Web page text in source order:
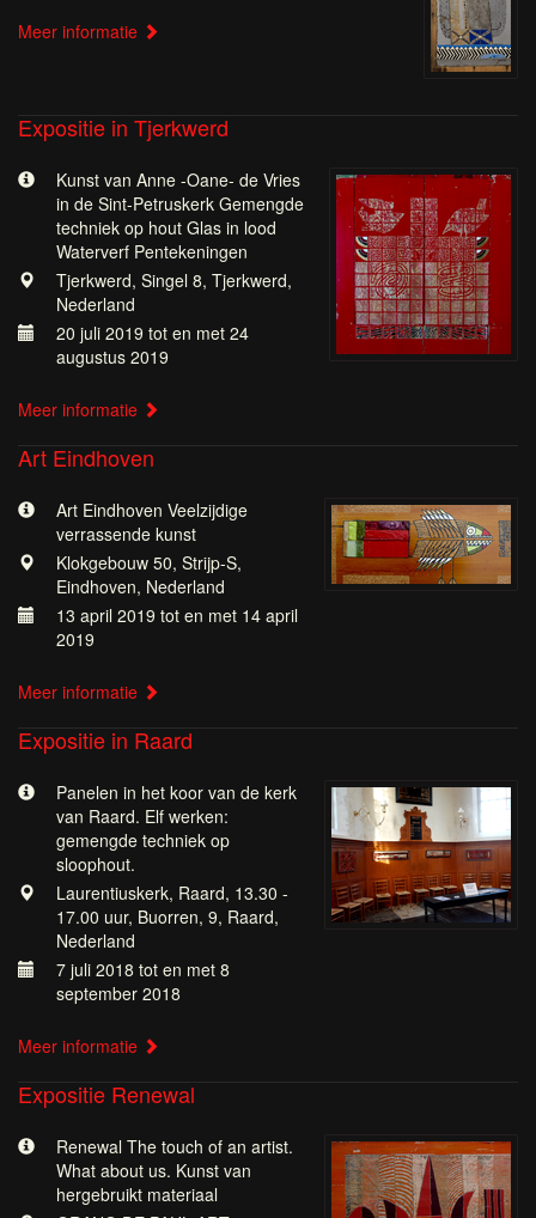
Meer informatie
Expositie in Tjerkwerd
Kunst van Anne -Oane- de Vries
in de Sint-Petruskerk Gemengde
techniek op hout Glas in lood
Waterverf Pentekeningen
Tjerkwerd, Singel 8, Tjerkwerd,
Nederland
20 juli 2019 tot en met 24
augustus 2019
Meer informatie
Art Eindhoven
Art Eindhoven Veelzijdige
verrassende kunst
Klokgebouw 50, Strijp-S,
Eindhoven, Nederland
13 april 2019 tot en met 14 april
2019
Meer informatie
Expositie in Raard
Panelen in het koor van de kerk
van Raard. Elf werken:
gemengde techniek op
sloophout.
Laurentiuskerk, Raard, 13.30 -
17.00 uur, Buorren, 9, Raard,
Nederland
7 juli 2018 tot en met 8
september 2018
Meer informatie
Expositie Renewal
Renewal The touch of an artist.
What about us. Kunst van
hergebruikt materiaal